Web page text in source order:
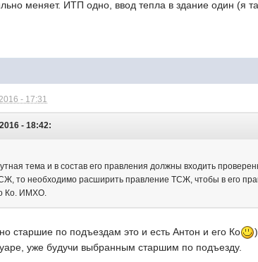
меняет. ИТП одно, ввод тепла в здание один (я
- 17:31
- 18:42:
тема и в состав его правления должны входить
то необходимо расширить правление ТСЖ, чтобы в его
Ко. ИМХО.
старшие по подъездам это и есть Антон и его Ко
уже будучи выбранным старшим по подъезду.